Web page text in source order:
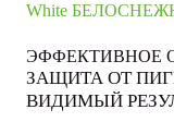
White
ЭФФЕКТИВНОЕ
ЗАЩИТА ОТ
ВИДИМЫЙ